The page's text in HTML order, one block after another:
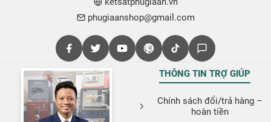
phugiaanshop@gmail.com
THÔNG TIN TRỢ GIÚP
Chính sách đổi/trả hàng –
hoàn tiền